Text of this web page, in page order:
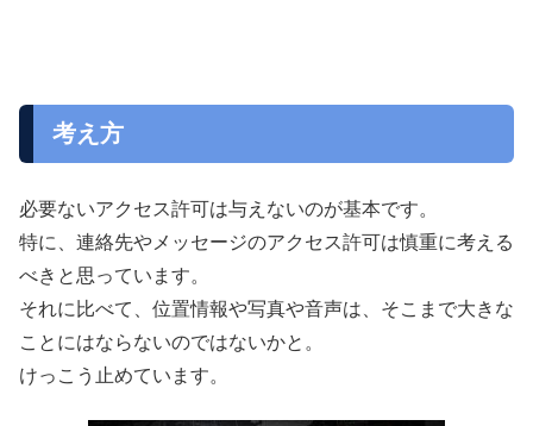
考え方
必要ないアクセス許可は与えないのが基本です。
特に、連絡先やメッセージのアクセス許可は慎重に考える
べきと思っています。
それに比べて、位置情報や写真や音声は、そこまで大きな
ことにはならないのではないかと。
けっこう止めています。